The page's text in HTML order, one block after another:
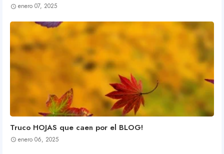
enero 07, 2025
Truco HOJAS que caen por el BLOG!
enero 06, 2025